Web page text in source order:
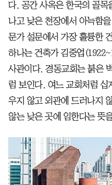
다. 공간 사옥은 한국의 골목
나고 낮은 천장에서 아늑함
문가 설문에서 가장 훌륭한
하나는 건축가 김중업
사관이다. 경동교회는 붉은
럼 보인다. 여느 교회처럼 십
우지 않고 외관에 드러나지
않는 낮은 곳에 임한다는 뜻